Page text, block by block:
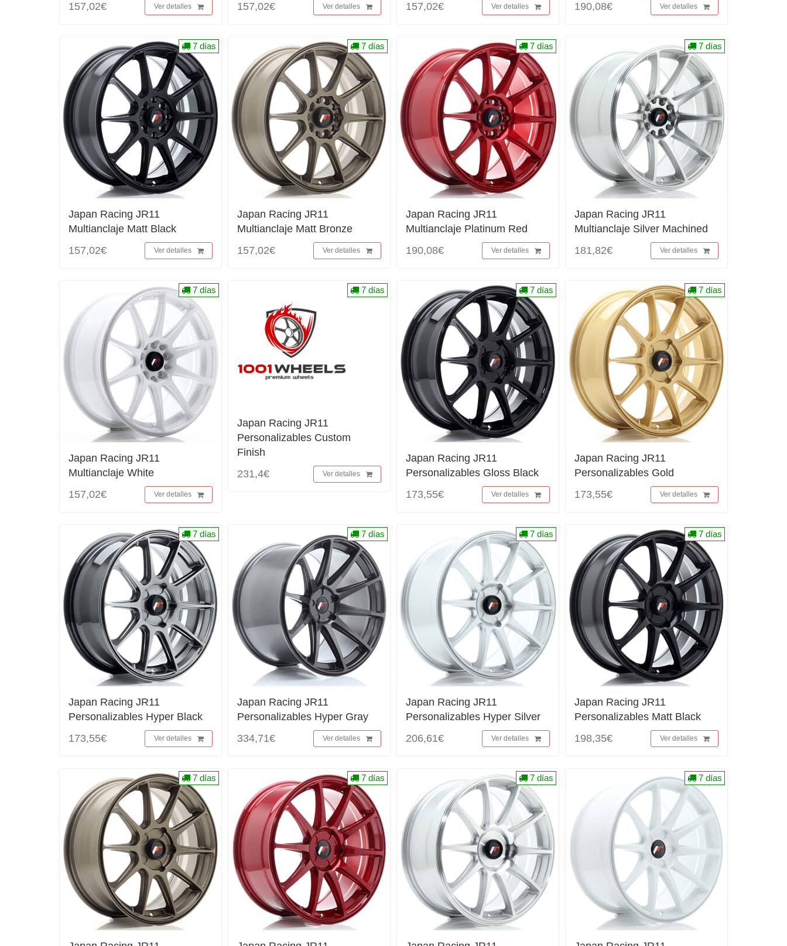
157,02€
Ver detalles
157,02€
Ver detalles
157,02€
Ver detalles
190,08€
Ver detalles
Japan Racing JR11
Multianclaje Matt Black
157,02€
Ver detalles
7 días
Japan Racing JR11
Multianclaje Matt Bronze
157,02€
Ver detalles
7 días
Japan Racing JR11
Multianclaje Platinum Red
190,08€
Ver detalles
7 días
Japan Racing JR11
Multianclaje Silver Machined
181,82€
Ver detalles
7 días
Japan Racing JR11
Multianclaje White
157,02€
Ver detalles
7 días
Japan Racing JR11
Personalizables Custom
Finish
231,4€
Ver detalles
7 días
Japan Racing JR11
Personalizables Gloss Black
173,55€
Ver detalles
7 días
Japan Racing JR11
Personalizables Gold
173,55€
Ver detalles
7 días
Japan Racing JR11
Personalizables Hyper Black
173,55€
Ver detalles
7 días
Japan Racing JR11
Personalizables Hyper Gray
334,71€
Ver detalles
7 días
Japan Racing JR11
Personalizables Hyper Silver
206,61€
Ver detalles
7 días
Japan Racing JR11
Personalizables Matt Black
198,35€
Ver detalles
7 días
7 días 7 días 7 días 7 días